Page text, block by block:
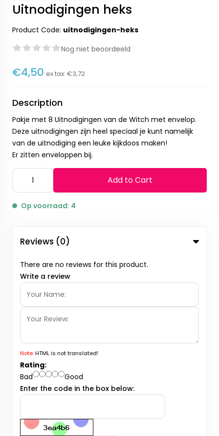
Uitnodigingen heks
Product Code: uitnodigingen-heks
Nog niet beoordeeld
€4,50 ex tax: €3,72
Description
Pakje met 8 Uitnodigingen van de Witch met envelop.
Deze uitnodigingen zijn heel speciaal je kunt namelijk
van de uitnodiging een leuke kijkdoos maken!
Er zitten enveloppen bij.
Add to Cart
Op voorraad: 4
Reviews (0)
There are no reviews for this product.
Write a review
Note:HTML is not translated!
Rating:
Bad
Good
Enter the code in the box below: